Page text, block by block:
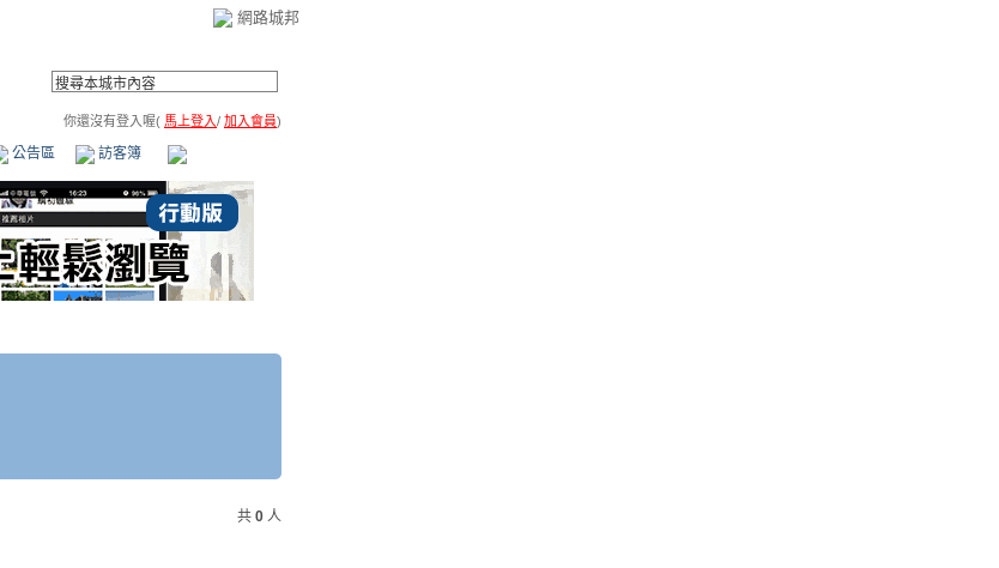
網路城邦
你還沒有登入喔( 馬上登入/ 加入會員)
公告區 訪客簿 市政中心
共 0 人